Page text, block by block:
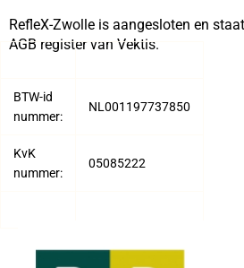
RefleX-Zwolle is aangesloten en
AGB register van Vektis.
BTW-id
nummer:
NL001197737850
KvK
nummer:
05085222